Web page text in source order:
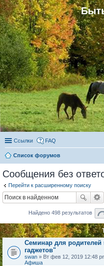
Ссылки FAQ
Список форумов
Сообщения без
Перейти к расширенному поиску
Найдено 498 результатов
Семинар для родителей
гаджетов"
swan » Вт фев 12, 2019 12:48
Афиша